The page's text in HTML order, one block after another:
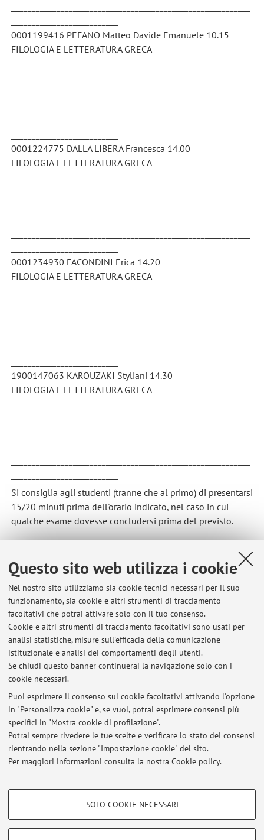
Questo sito web utilizza i cookie
Nel nostro sito utilizziamo sia cookie tecnici necessari per il suo
funzionamento, sia cookie e altri strumenti di tracciamento
facoltativi che potrai attivare solo con il tuo consenso.
Cookie e altri strumenti di tracciamento facoltativi sono usati per
analisi statistiche, misure sull'efficacia della comunicazione
istituzionale e analisi dei comportamenti degli utenti.
Se chiudi questo banner continuerai la navigazione solo con i
cookie necessari.
Puoi esprimere il consenso sui cookie facoltativi attivando l'opzione
in "Personalizza cookie" e, se vuoi, potrai esprimere consensi più
specifici in "Mostra cookie di profilazione".
Potrai sempre rivedere le tue scelte e verificare lo stato dei consensi
rientrando nella sezione "Impostazione cookie" del sito.
Per maggiori informazioni consulta la nostra Cookie policy.
COOKIE DI PROFILAZIONE - FACOLTATIVI
SOLO COOKIE NECESSARI
0001199416 PEFANO Matteo Davide Emanuele 10.15
FILOLOGIA E LETTERATURA GRECA
0001224775 DALLA LIBERA Francesca 14.00
FILOLOGIA E LETTERATURA GRECA
0001234930 FACONDINI Erica 14.20
FILOLOGIA E LETTERATURA GRECA
1900147063 KAROUZAKI Styliani 14.30
FILOLOGIA E LETTERATURA GRECA
Si consiglia agli studenti (tranne che al primo) di presentarsi
15/20 minuti prima dell'orario indicato, nel caso in cui
qualche esame dovesse concludersi prima del previsto.
__________________________________________________________
Pubblicato il: 10 maggio 2026
Ultimi avvisi
Calendario esami del 21 luglio 2026
Pubblicato il: 18 luglio 2026
Esami del 21 luglio 2026
Pubblicato il: 14 luglio 2026
Calendario esami del 7 luglio 2026
Pubblicato il: 05 luglio 2026
Area riservata
Accedi tramiteloginper gestire tutti i contenuti del sito.